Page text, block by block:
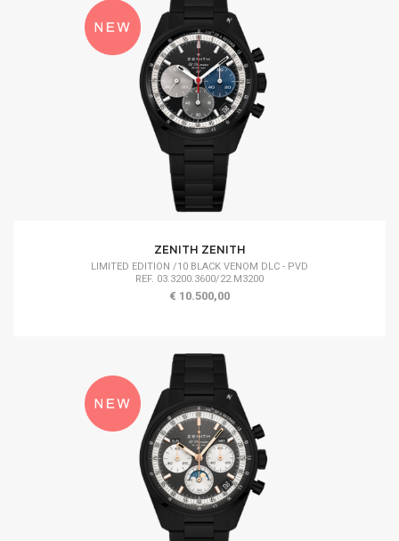
ZENITH ZENITH
LIMITED EDITION /10 BLACK VENOM DLC - PVD
REF. 03.3200.3600/22.M3200
€ 10.500,00